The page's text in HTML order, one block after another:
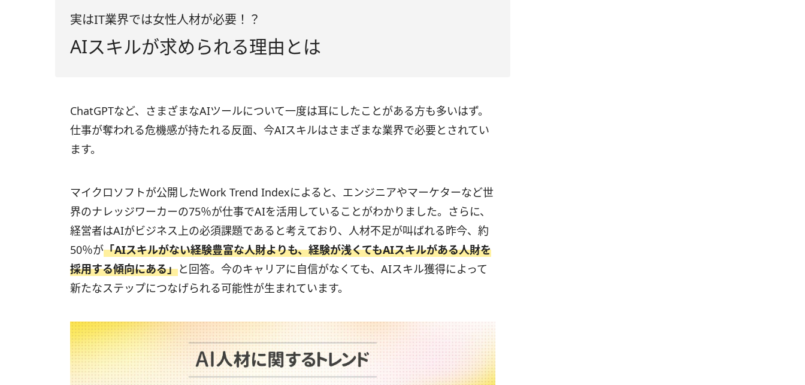
実はIT業界では女性人材が必要！？
AIスキルが求められる理由とは
ChatGPTなど、さまざまなAIツールについて一度は耳にしたことがある方も多いはず。
仕事が奪われる危機感が持たれる反面、今AIスキルはさまざまな業界で必要とされてい
ます。
マイクロソフトが公開したWork Trend Indexによると、エンジニアやマーケターなど世
界のナレッジワーカーの75％が仕事でAIを活用していることがわかりました。さらに、
経営者はAIがビジネス上の必須課題であると考えており、人材不足が叫ばれる昨今、約
50％が「AIスキルがない経験豊富な人財よりも、経験が浅くてもAIスキルがある人財を
採用する傾向にある」と回答。今のキャリアに自信がなくても、AIスキル獲得によって
新たなステップにつなげられる可能性が生まれています。